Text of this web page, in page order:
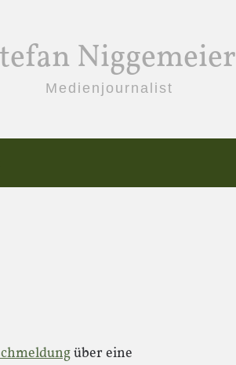
Niggemeier
Medienjournalist
über eine